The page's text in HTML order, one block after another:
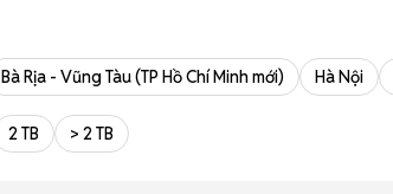
Bà Rịa - Vũng Tàu (TP Hồ Chí Minh mới) Hà Nội
2 TB > 2 TB